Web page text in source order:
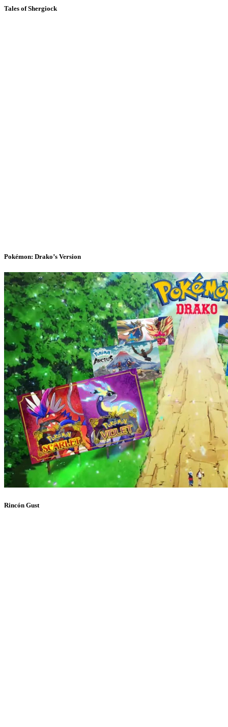
Tales of Shergiock
Pokémon: Drako’s Version
Rincón Gust